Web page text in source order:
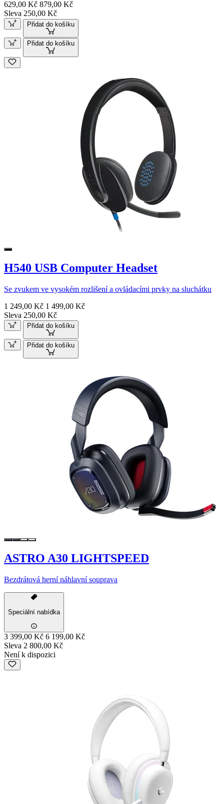
629,00 Kč 879,00 Kč
Sleva 250,00 Kč
Přidat do košíku
Přidat do košíku
H540 USB Computer Headset
Se zvukem ve vysokém rozlišení a ovládacími prvky na sluchátku
1 249,00 Kč 1 499,00 Kč
Sleva 250,00 Kč
Přidat do košíku
Přidat do košíku
ASTRO A30 LIGHTSPEED
Bezdrátová herní náhlavní souprava
Speciální nabídka
3 399,00 Kč 6 199,00 Kč
Sleva 2 800,00 Kč
Není k dispozici